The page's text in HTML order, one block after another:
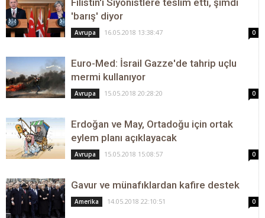
Filistin'i Siyonistlere teslim etti, şimdi
'barış' diyor
Avrupa 16.05.2018 13:38:47 0
Euro-Med: İsrail Gazze'de tahrip uçlu
mermi kullanıyor
Avrupa 15.05.2018 20:28:20 0
Erdoğan ve May, Ortadoğu için ortak
eylem planı açıklayacak
Avrupa 15.05.2018 15:08:57 0
Gavur ve münafıklardan kafire destek
Amerika 14.05.2018 22:10:51 0